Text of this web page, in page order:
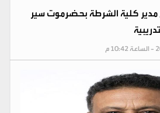
مدير كلية الشرطة بحضرموت سير